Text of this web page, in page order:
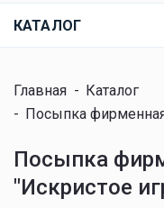
КАТАЛОГ
Главная - Каталог
- Посыпка фирменная
Посыпка
"Искристое